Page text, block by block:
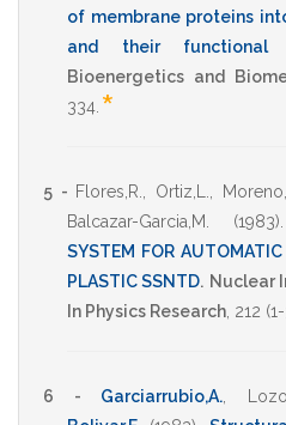
of membrane proteins
and their functional
Bioenergetics and
334 *
5 - Flores,R. Ortiz,L.
Balcazar-Garcia,M.
(1983)
SYSTEM FOR
PLASTIC SSNTD. Nuclear
In Physics Research 212 (1-
6 - Garciarrubio,A.